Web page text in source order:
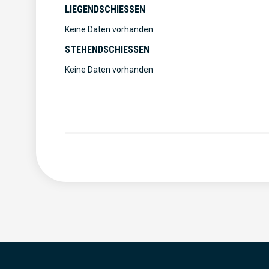
LIEGENDSCHIESSEN
Keine Daten vorhanden
STEHENDSCHIESSEN
Keine Daten vorhanden